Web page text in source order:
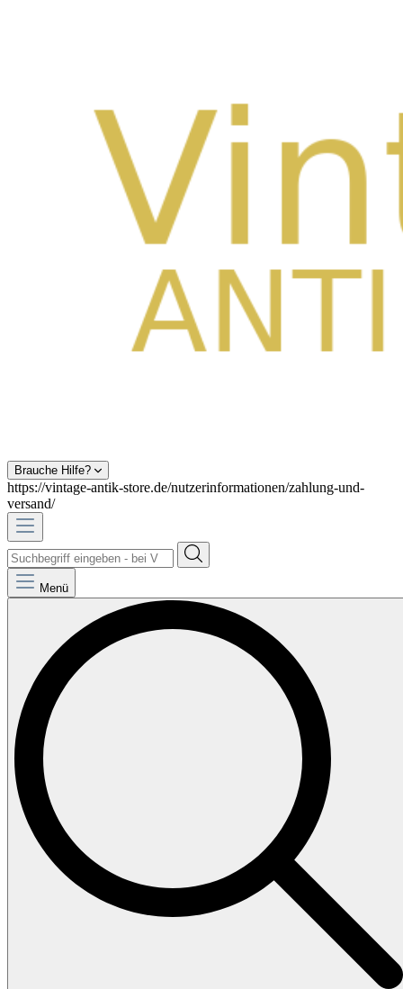
Brauche Hilfe?
https://vintage-antik-store.de/nutzerinformationen/zahlung-und-
versand/
Menü